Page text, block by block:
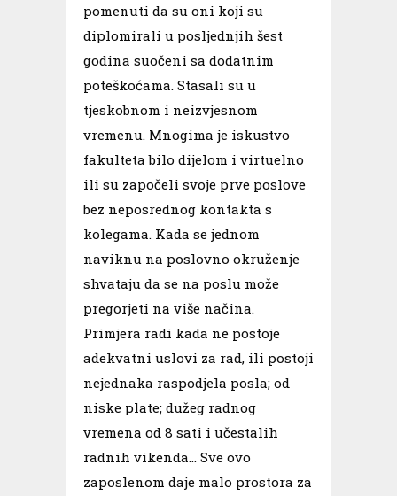
pomenuti da su oni koji su
diplomirali u posljednjih šest
godina suočeni sa dodatnim
poteškoćama. Stasali su u
tjeskobnom i neizvjesnom
vremenu. Mnogima je iskustvo
fakulteta bilo dijelom i virtuelno
ili su započeli svoje prve poslove
bez neposrednog kontakta s
kolegama. Kada se jednom
naviknu na poslovno okruženje
shvataju da se na poslu može
pregorjeti na više načina.
Primjera radi kada ne postoje
adekvatni uslovi za rad, ili postoji
nejednaka raspodjela posla; od
niske plate; dužeg radnog
vremena od 8 sati i učestalih
radnih vikenda… Sve ovo
zaposlenom daje malo prostora za